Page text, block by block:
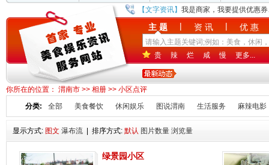
【文字资讯】 我是商家，我要提供优惠
主 题 | 资 讯 | 优 惠
贵 辣 烂 咸 慢 更多...
你所在的位置： 渭南市 >> 相册 >> 小区点评
分类:
全部 美食餐饮 休闲娱乐 图说渭南 生活服务 麻辣电影
显示方式: 图文 瀑布流 | 排序方式: 默认 图片数量 浏览量
绿景园小区